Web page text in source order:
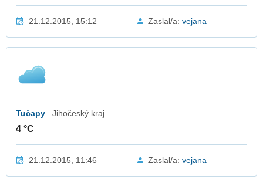
21.12.2015, 15:12 Zaslal/a: vejana
Tučapy Jihočeský kraj
4 °C
21.12.2015, 11:46 Zaslal/a: vejana